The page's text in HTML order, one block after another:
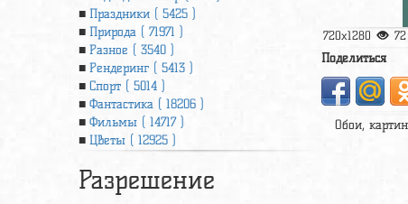
Праздники ( 5425 )
Природа ( 71971 )
Разное ( 3540 )
Рендеринг ( 5413 )
Спорт ( 5014 )
Фантастика ( 18206 )
Фильмы ( 14717 )
Цветы ( 12925 )
Разрешение
720x1280 72
Поделиться
Обои,